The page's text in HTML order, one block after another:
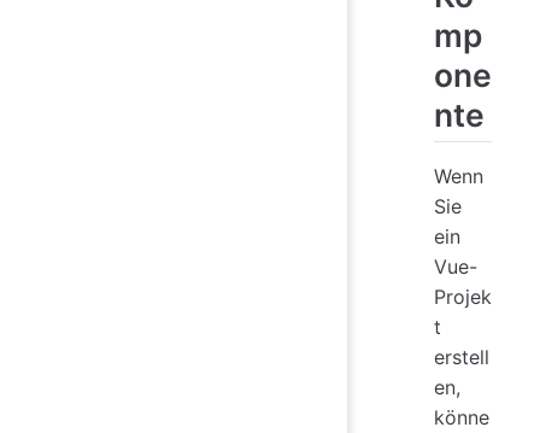
mp
one
nte
Wenn
Sie
ein
Vue-
Projek
t
erstell
en,
könne